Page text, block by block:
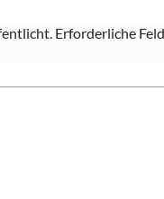
Erforderliche